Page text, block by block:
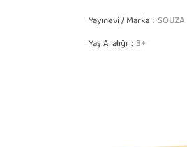
Yayınevi / Marka SOUZA
Yaş Aralığı 3+